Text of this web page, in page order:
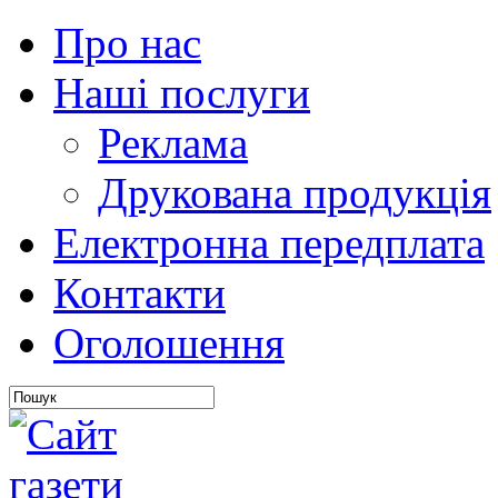
Про нас
Наші послуги
Реклама
Друкована продукція
Електронна передплата
Контакти
Оголошення